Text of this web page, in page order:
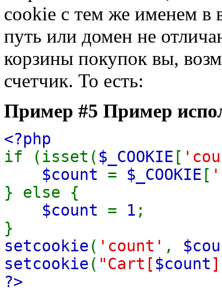
cookie с тем же именем в
путь или домен не
корзины покупок вы,
счетчик. То есть:
Пример #5 Пример
<?php
if (isset( $_COOKIE [
$count = $_COOKIE [
} else {
$count = 1 ;
}
setcookie( 'count' ,
setcookie( "Cart[ $count
?>